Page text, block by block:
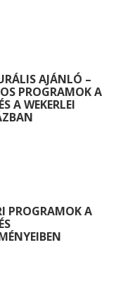
AJÁNLÓ –
PROGRAMOK A
A WEKERLEI
PROGRAMOK A